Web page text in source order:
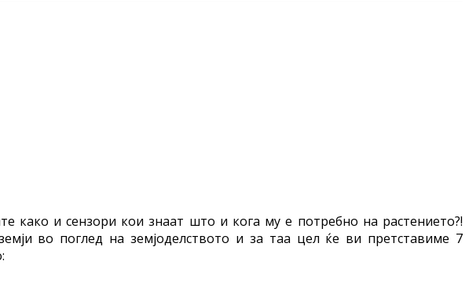
како и сензори кои знаат што и кога му е потребно на растението?!
во поглед на земјоделството и за таа цел ќе ви претставиме 7